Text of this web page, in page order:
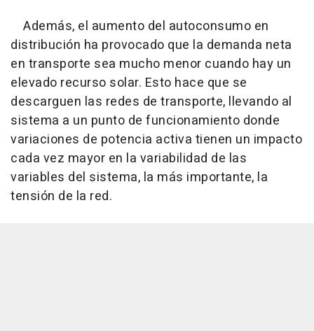
Además, el aumento del autoconsumo en
distribución ha provocado que la demanda neta
en transporte sea mucho menor cuando hay un
elevado recurso solar. Esto hace que se
descarguen las redes de transporte, llevando al
sistema a un punto de funcionamiento donde
variaciones de potencia activa tienen un impacto
cada vez mayor en la variabilidad de las
variables del sistema, la más importante, la
tensión de la red.